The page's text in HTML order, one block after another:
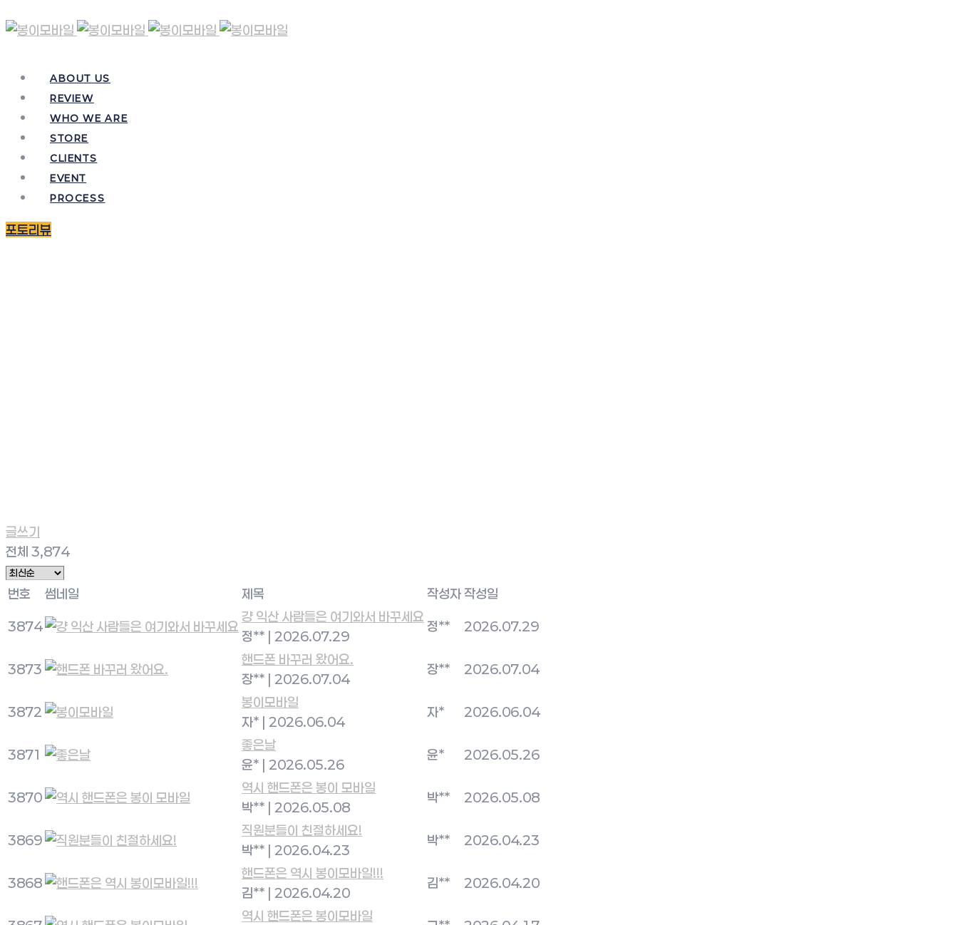
ABOUT US
REVIEW
WHO WE ARE
STORE
CLIENTS
EVENT
PROCESS
포토리뷰
글쓰기
전체 3,874
번호 썸네일 제목 작성자작성일
3874
걍 익산 사람들은 여기와서 바꾸세요
정**
2026.07.29
정** 2026.07.29
3873
핸드폰 바꾸러 왔어요.
장**
2026.07.04
장** 2026.07.04
3872
봉이모바일
자*
2026.06.04
자* 2026.06.04
3871
좋은날
윤*
2026.05.26
윤* 2026.05.26
3870
역시 핸드폰은 봉이 모바일
박**
2026.05.08
박** 2026.05.08
3869
직원분들이 친절하세요!
박**
2026.04.23
박** 2026.04.23
3868
핸드폰은 역시 봉이모바일!!!
김**
2026.04.20
김** 2026.04.20
역시 핸드폰은 봉이모바일